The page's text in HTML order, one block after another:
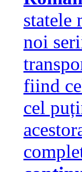
statele
noi
fiind
cel